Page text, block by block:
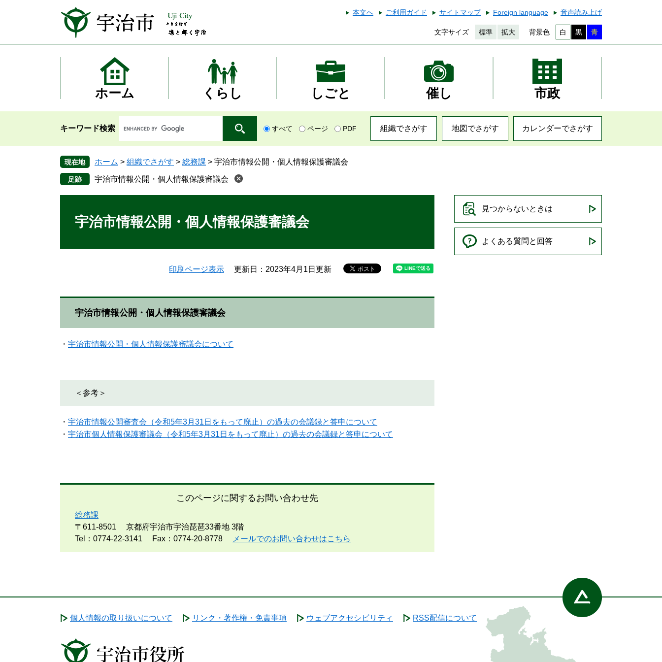
本
本文へ ご利用ガイド サイトマップ Foreign language 音声読み上げ
文字サイズ 標準 拡大 背景色 白 黒 青
ホーム くらし しごと 催し 市政
キーワード検索 すべて ページ PDF 組織でさがす 地図でさがす カレンダーでさがす
現在地 ホーム > 組織でさがす > 総務課 > 宇治市情報公開・個人情報保護審議会
宇治市情報公開・個人情報保護審議会
宇治市情報公開・個人情報保護審議会
印刷ページ表示 更新日：2023年4月1日更新
宇治市情報公開・個人情報保護審議会
・ 宇治市情報公開・個人情報保護審議会について
＜参考＞
・ 宇治市情報公開審査会（令和5年3月31日をもって廃止）の過去の会議録と答申について
・ 宇治市個人情報保護審議会（令和5年3月31日をもって廃止）の過去の会議録と答申について
このページに関するお問い合わせ先
総務課
〒611-8501
京都府宇治市宇治琵琶33番地 3階
Tel：0774-22-3141
Fax：0774-20-8778 メールでのお問い合わせはこちら
見つからないときは
よくある質問と回答
個人情報の取り扱いについて リンク・著作権・免責事項 ウェブアクセシビリティ RSS配信について